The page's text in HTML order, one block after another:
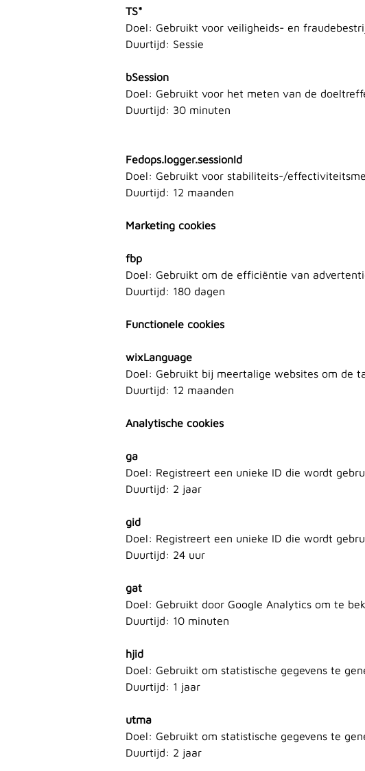
TS*
Doel: Gebruikt voor veiligheids- en
Duurtijd: Sessie
bSession
Doel: Gebruikt voor het meten van de
Duurtijd: 30 minuten
Fedops.logger.sessionId
Doel: Gebruikt voor stabiliteits-/
Duurtijd: 12 maanden
Marketing cookies
fbp
Doel: Gebruikt om de efficiëntie van
Duurtijd: 180 dagen
Functionele cookies
wixLanguage
Doel: Gebruikt bij meertalige websites om de
Duurtijd: 12 maanden
Analytische cookies
ga
Doel: Registreert een unieke ID die wordt
Duurtijd: 2 jaar
gid
Doel: Registreert een unieke ID die wordt
Duurtijd: 24 uur
gat
Doel: Gebruikt door Google Analytics om te
Duurtijd: 10 minuten
hjid
Doel: Gebruikt om statistische gegevens te
Duurtijd: 1 jaar
utma
Doel: Gebruikt om statistische gegevens te
Duurtijd: 2 jaar